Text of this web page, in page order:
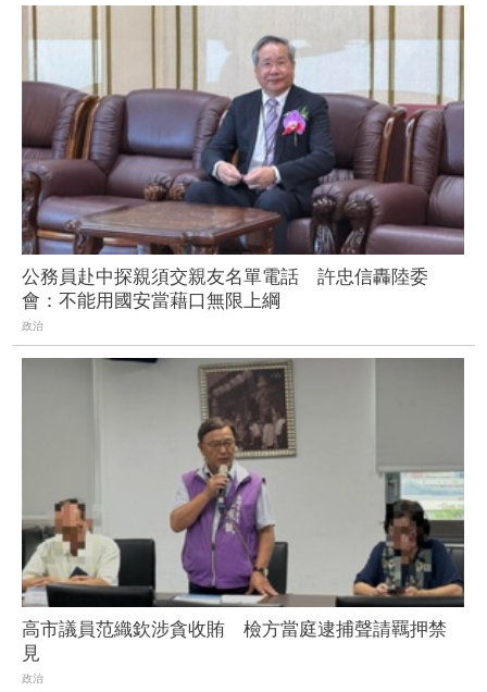
公務員赴中探親須交親友名單電話 許忠信轟陸委
會：不能用國安當藉口無限上綱
政治
高市議員范織欽涉貪收賄 檢方當庭逮捕聲請羈押禁
見
政治